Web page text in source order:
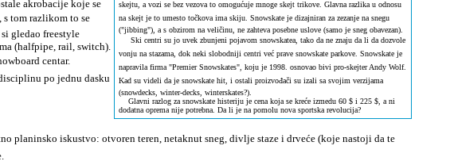
skejtu, a vozi se bez vezova to omogućuje mnoge skejt trikove. Glavna razlika u odnosu
na skejt je to umesto točkova ima skiju. Snowskate je dizajniran za zezanje na snegu
("jibbing"), a s obzirom na veličinu, ne zahteva posebne uslove (samo je sneg obavezan).
Ski centri su jo uvek zbunjeni pojavom snowskatea, tako da ne znaju da li da dozvole
vonju na stazama, dok neki slobodniji centri već prave snowskate parkove. Snowskate je
napravila firma "Premier Snowskates", koju je 1998. osnovao bivi pro-skejter Andy Wolf.
Kad su videli da je snowskate hit, i ostali proizvođači su izali sa svojim verzijama
(snowdecks, winter-decks, winterskates?).
Glavni razlog za snowskate histeriju je cena koja se kreće izmedu 60 $ i 225 $, a ni
dodatna oprema nije potrebna. Da li je na pomolu nova sportska revolucija?
akrobacije koje se
tom razlikom to se
gledao freestyle
(halfpipe, rail, switch).
centar.
po jednu dasku
planinsko iskustvo: otvoren teren, netaknut sneg, divlje staze i drveće (koje nastoji da te